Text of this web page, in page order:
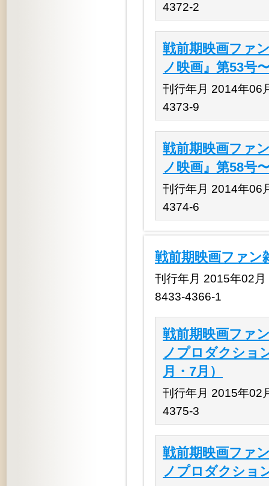
4372-2
戦前期映画フ
ノ映画』第53号
刊行年月 2014年06
4373-9
戦前期映画フ
ノ映画』第58号
刊行年月 2014年06
4374-6
戦前期映画ファ
刊行年月 2015年02
8433-4366-1
戦前期映画フ
ノプロダクショ
月・7月）
刊行年月 2015年02
4375-3
戦前期映画フ
ノプロダクショ